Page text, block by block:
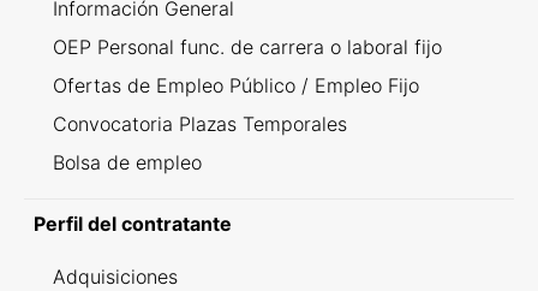
Información General
OEP Personal func. de carrera o laboral fijo
Ofertas de Empleo Público / Empleo Fijo
Convocatoria Plazas Temporales
Bolsa de empleo
Perfil del contratante
Adquisiciones